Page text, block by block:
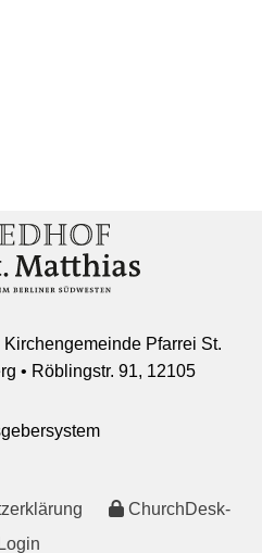
Pfarrei St.
• Röblingstr. 91, 12105
ChurchDesk-
Login